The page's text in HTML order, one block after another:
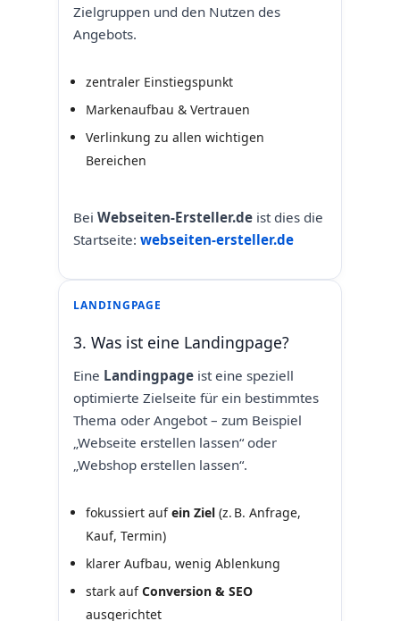
Zielgruppen und den Nutzen des
Angebots.
zentraler Einstiegspunkt
Markenaufbau & Vertrauen
Verlinkung zu allen wichtigen
Bereichen
Bei Webseiten-Ersteller.deist dies die
Startseite: webseiten-ersteller.de
LANDINGPAGE
3. Was ist eine Landingpage?
Eine Landingpageist eine speziell
optimierte Zielseite für ein bestimmtes
Thema oder Angebot – zum Beispiel
„Webseite erstellen lassen“ oder
„Webshop erstellen lassen“.
fokussiert aufein Ziel(z. B. Anfrage,
Kauf, Termin)
klarer Aufbau, wenig Ablenkung
stark aufConversion & SEO
ausgerichtet